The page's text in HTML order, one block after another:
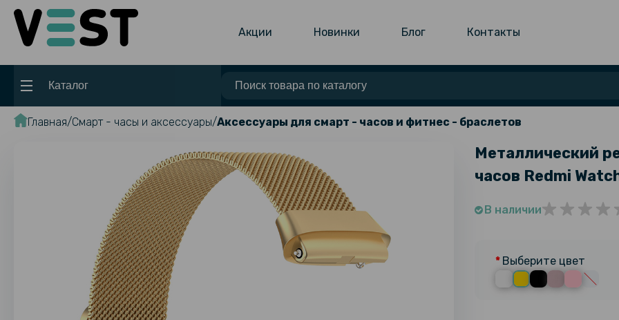
Акции Новинки Блог Контакты
Каталог
Главная Смарт - часы и аксессуары Аксессуары для смарт - часов и фитнес - браслетов
Металлический
часов Redmi
В наличии
Выберите цвет